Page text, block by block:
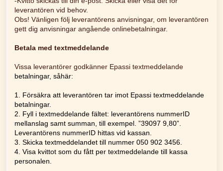
leverantören vid behov.
Obs! Vänligen följ leverantörens anvisningar, om leverantören
gett dig anvisningar angående onlinebetalningar.
Betala med textmeddelande
Vissa leverantörer godkänner Epassi textmeddelande
betalningar, såhär:
1. Försäkra att leverantören tar imot Epassi textmeddelande
betalningar.
2. Fyll i textmeddelande fältet: leverantörens nummerID
mellanslag samt summan, till exempel. ”39097 9,80”.
Leverantörens nummerID hittas vid kassan.
3. Skicka textmeddelandet till nummer 050 902 3456.
4. Visa kvittot som du fått per textmeddelande till kassa
personalen.